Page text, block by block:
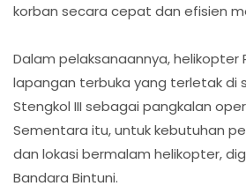
korban secara cepat dan efisien
Dalam pelaksanaannya, helikopter
lapangan terbuka yang terletak di
Stengkol III sebagai pangkalan
Sementara itu, untuk kebutuhan
dan lokasi bermalam helikopter,
Bandara Bintuni.